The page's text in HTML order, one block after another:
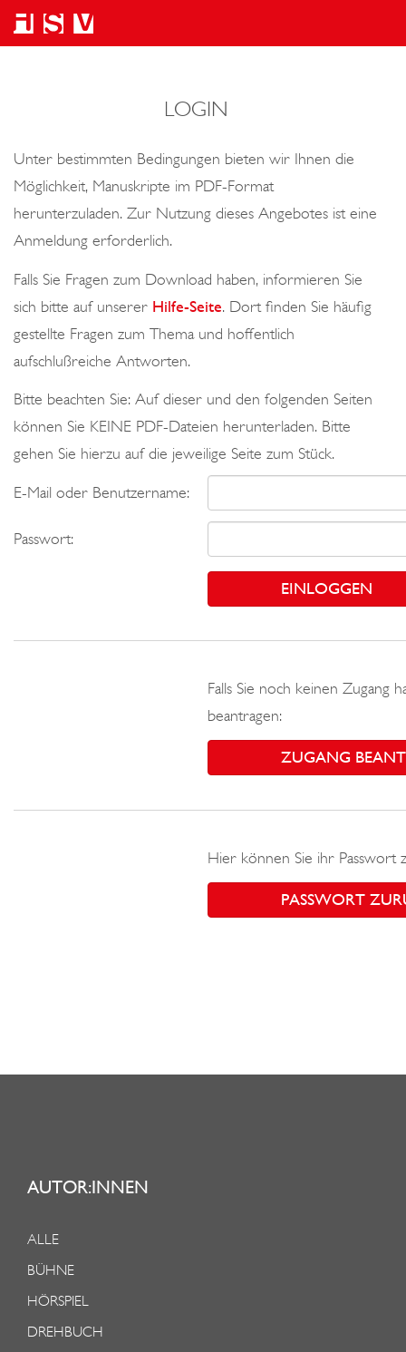
LOGIN
Unter bestimmten Bedingungen bieten wir Ihnen die
Möglichkeit, Manuskripte im PDF-Format
herunterzuladen. Zur Nutzung dieses Angebotes ist eine
Anmeldung erforderlich.
Falls Sie Fragen zum Download haben, informieren Sie
sich bitte auf unserer Hilfe-Seite. Dort finden Sie häufig
gestellte Fragen zum Thema und hoffentlich
aufschlußreiche Antworten.
Bitte beachten Sie: Auf dieser und den folgenden Seiten
können Sie KEINE PDF-Dateien herunterladen. Bitte
gehen Sie hierzu auf die jeweilige Seite zum Stück.
E-Mail oder Benutzername:
Passwort:
Falls Sie noch keinen Zugang
beantragen:
ZUGANG
Hier können Sie ihr Passwort
PASSWORT
AUTOR:INNEN
ALLE
BÜHNE
HÖRSPIEL
DREHBUCH